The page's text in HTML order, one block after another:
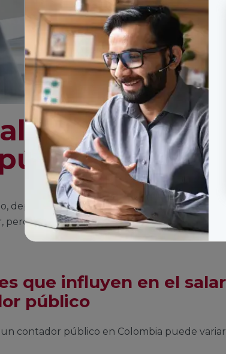
de un
en
dependiendo de la empresa u organización
pero esto depende de algunos factores.
que influyen en el
público
un contador público en Colombia puede